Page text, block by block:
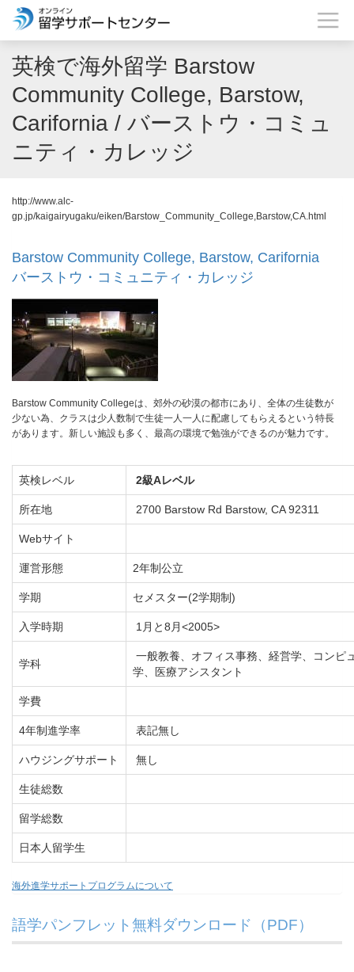
英検で海外留学 Barstow
Community College, Barstow,
Carifornia / バーストウ・コミュ
ニティ・カレッジ
http://www.alc-
gp.jp/kaigairyugaku/eiken/Barstow_Community_College,Barstow,CA.html
Barstow Community College, Barstow, Carifornia
バーストウ・コミュニティ・カレッジ
Barstow Community Collegeは、郊外の砂漠の都市にあり、全体の生徒数が
少ない為、クラスは少人数制で生徒一人一人に配慮してもらえるという特長
があります。新しい施設も多く、最高の環境で勉強ができるのが魅力です。
英検レベル 2級Aレベル
所在地 2700 Barstow Rd Barstow, CA 92311
Webサイト
運営形態 2年制公立
学期 セメスター(2学期制)
入学時期 1月と8月<2005>
学科
一般教養、オフィス事務、経営学、コンピ
学、医療アシスタント
学費
4年制進学率 表記無し
ハウジングサポート 無し
生徒総数
留学総数
日本人留学生
海外進学サポートプログラムについて
語学パンフレット無料ダウンロード（PDF）